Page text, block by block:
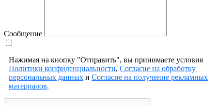
Сообщение
Нажимая на кнопку "Отправить", вы принимаете условия
Политики конфиденциальности, Согласие на обработку
персональных данных и Согласие на получение рекламных
материалов.